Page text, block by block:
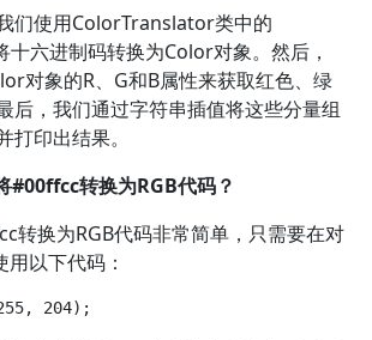
们使用ColorTranslator类中的
六进制码转换为Color对象。然后，
对象的R、G和B属性来获取红色、绿
后，我们通过字符串插值将这些分量组
打印出结果。
#00ffcc转换为RGB代码？
转换为RGB代码非常简单，只需要在对
用以下代码：